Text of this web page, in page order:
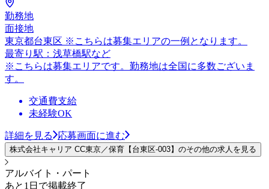
勤務地
面接地
東京都台東区 ※こちらは募集エリアの一例となります。
最寄り駅：浅草橋駅など
※こちらは募集エリアです。勤務地は全国に多数ございま
す。
交通費支給
未経験OK
詳細を見る 応募画面に進む
株式会社キャリア CC東京／保育【台東区-003】のその他の求人を見る
アルバイト・パート
あと1日で掲載終了